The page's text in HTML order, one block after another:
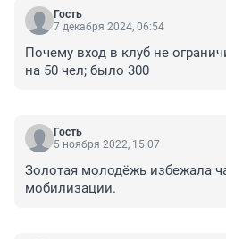
Гость
7 декабря 2024, 06:54
Почему вход в клуб не
на 50 чел; было 300
Гость
5 ноября 2022, 15:07
Золотая молодёжь избежала
мобилизации.